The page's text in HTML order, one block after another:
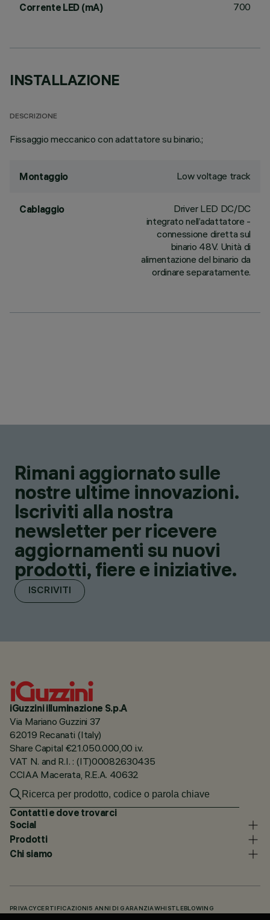
Corrente LED (mA) 700
INSTALLAZIONE
DESCRIZIONE
Fissaggio meccanico con adattatore su binario.;
Montaggio Low voltage track
Cablaggio
Driver LED DC/DC
integrato nell’adattatore -
connessione diretta sul
binario 48V. Unità di
alimentazione del binario da
ordinare separatamente.
Rimani aggiornato sulle
nostre ultime innovazioni.
Iscriviti alla nostra
newsletter per ricevere
aggiornamenti su nuovi
prodotti, fiere e iniziative.
ISCRIVITI
iGuzzini illuminazione S.p.A
Via Mariano Guzzini 37
62019 Recanati (Italy)
Share Capital €21.050.000,00 i.v.
VAT N. and R.I. : (IT)00082630435
CCIAA Macerata, R.E.A. 40632
Contatti e dove trovarci
Social
Prodotti
Chi siamo
PRIVACY CERTIFICAZIONI 5 ANNI DI GARANZIAWHISTLEBLOWING